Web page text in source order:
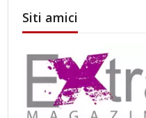
Siti amici